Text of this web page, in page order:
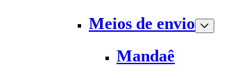
Meios de envio
Mandaê